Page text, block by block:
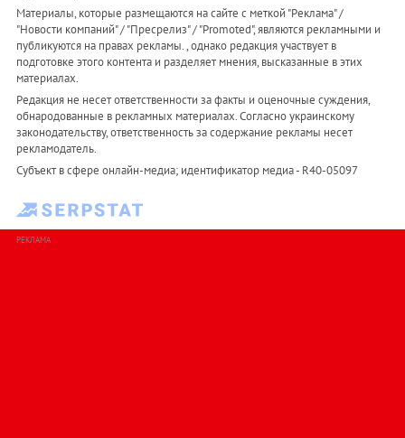
Материалы, которые размещаются на сайте с меткой "Реклама" /
"Новости компаний" / "Пресрелиз" / "Promoted", являются рекламными и
публикуются на правах рекламы. , однако редакция участвует в
подготовке этого контента и разделяет мнения, высказанные в этих
материалах.
Редакция не несет ответственности за факты и оценочные суждения,
обнародованные в рекламных материалах. Согласно украинскому
законодательству, ответственность за содержание рекламы несет
рекламодатель.
Субъект в сфере онлайн-медиа; идентификатор медиа - R40-05097
РЕКЛАМА